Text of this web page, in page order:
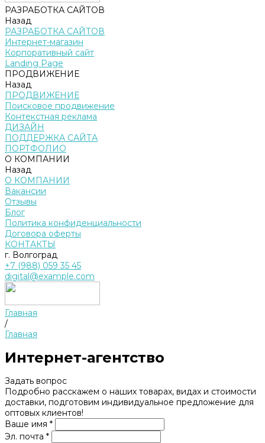
РАЗРАБОТКА САЙТОВ
Назад
РАЗРАБОТКА САЙТОВ
Интернет-магазин
Корпоративный сайт
Landing Page
ПРОДВИЖЕНИЕ
Назад
ПРОДВИЖЕНИЕ
Поисковое продвижение
Контекстная реклама
ДИЗАЙН
ПОДДЕРЖКА САЙТА
ПОРТФОЛИО
О КОМПАНИИ
Назад
О КОМПАНИИ
Вакансии
Отзывы
Блог
Политика конфиденциальности
Договора оферты
КОНТАКТЫ
г. Волгоград
+7 (988) 059 35 45
digital@example.com
Главная
/
Главная
Интернет-агентство
Задать вопрос
Подробно расскажем о наших товарах, видах и стоимости
доставки, подготовим индивидуальное предложение для
оптовых клиентов!
Ваше имя *
Эл. почта *